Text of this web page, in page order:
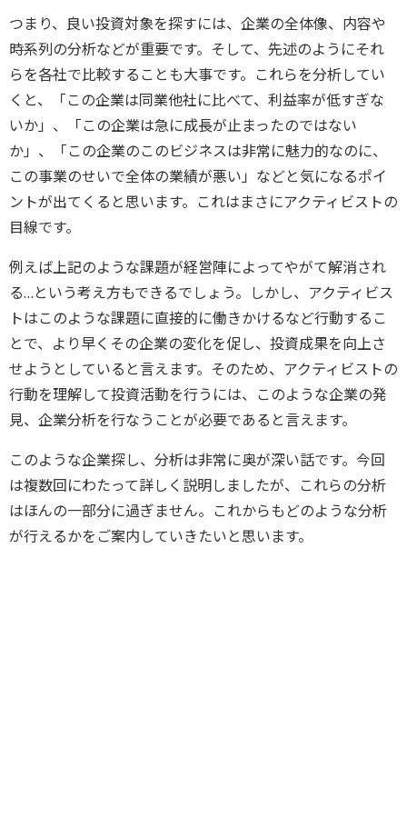
つまり、良い投資対象を探すには、企業の全体像、内容や
時系列の分析などが重要です。そして、先述のようにそれ
らを各社で比較することも大事です。これらを分析してい
くと、「この企業は同業他社に比べて、利益率が低すぎな
いか」、「この企業は急に成長が止まったのではない
か」、「この企業のこのビジネスは非常に魅力的なのに、
この事業のせいで全体の業績が悪い」などと気になるポイ
ントが出てくると思います。これはまさにアクティビストの
目線です。
例えば上記のような課題が経営陣によってやがて解消され
る…という考え方もできるでしょう。しかし、アクティビス
トはこのような課題に直接的に働きかけるなど行動するこ
とで、より早くその企業の変化を促し、投資成果を向上さ
せようとしていると言えます。そのため、アクティビストの
行動を理解して投資活動を行うには、このような企業の発
見、企業分析を行なうことが必要であると言えます。
このような企業探し、分析は非常に奥が深い話です。今回
は複数回にわたって詳しく説明しましたが、これらの分析
はほんの一部分に過ぎません。これからもどのような分析
が行えるかをご案内していきたいと思います。